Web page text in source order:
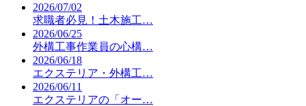
2026/07/02
求職者必見！土木施工…
2026/06/25
外構工事作業員の心構…
2026/06/18
エクステリア・外構工…
2026/06/11
エクステリアの「オー…